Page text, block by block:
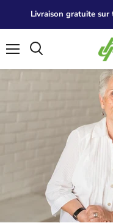
Livraison gratuite